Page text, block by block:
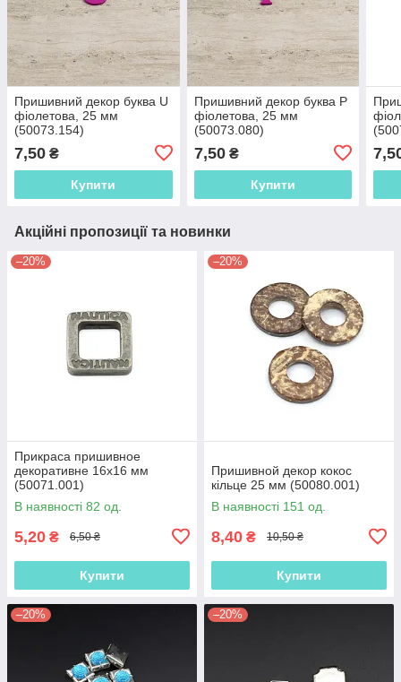
Пришивний декор буква U
фіолетова, 25 мм
(50073.154)
7,50 ₴
Купити
Пришивний декор буква P
фіолетова, 25 мм
(50073.080)
7,50₴
Купити
Акційні пропозиції та новинки
–20%
Прикраса пришивное
декоративне 16х16 мм
(50071.001)
В наявності 82 од.
5,20 ₴ 6,50 ₴
Купити
–20%
Пришивной декор кокос
кільце 25 мм (50080.001)
В наявності 151 од.
8,40 ₴ 10,50 ₴
Купити
–20% –20%